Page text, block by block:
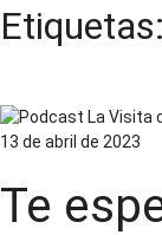
Etiquetas:
13 de abril de 2023
Te